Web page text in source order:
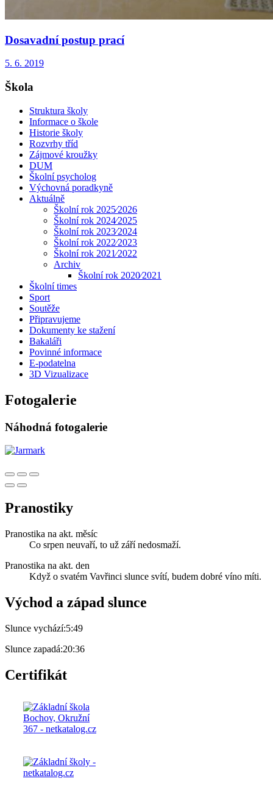
Dosavadní postup prací
5. 6. 2019
Škola
Struktura školy
Informace o škole
Historie školy
Rozvrhy tříd
Zájmové kroužky
DUM
Školní psycholog
Výchovná poradkyně
Aktuálně
Školní rok 2025⁄2026
Školní rok 2024⁄2025
Školní rok 2023⁄2024
Školní rok 2022⁄2023
Školní rok 2021⁄2022
Archiv
Školní rok 2020⁄2021
Školní times
Sport
Soutěže
Připravujeme
Dokumenty ke stažení
Bakaláři
Povinné informace
E-podatelna
3D Vizualizace
Fotogalerie
Náhodná fotogalerie
Pranostiky
Pranostika na akt. měsíc
Co srpen neuvaří, to už září nedosmaží.
Pranostika na akt. den
Když o svatém Vavřinci slunce svítí, budem dobré víno míti.
Východ a západ slunce
Slunce vychází:5:49
Slunce zapadá:20:36
Certifikát